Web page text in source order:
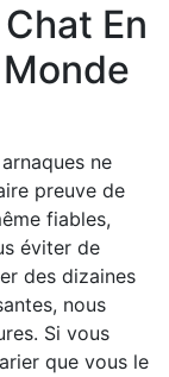
En
ne
preuve de
fiables,
éviter de
des dizaines
nous
Si vous
que vous le